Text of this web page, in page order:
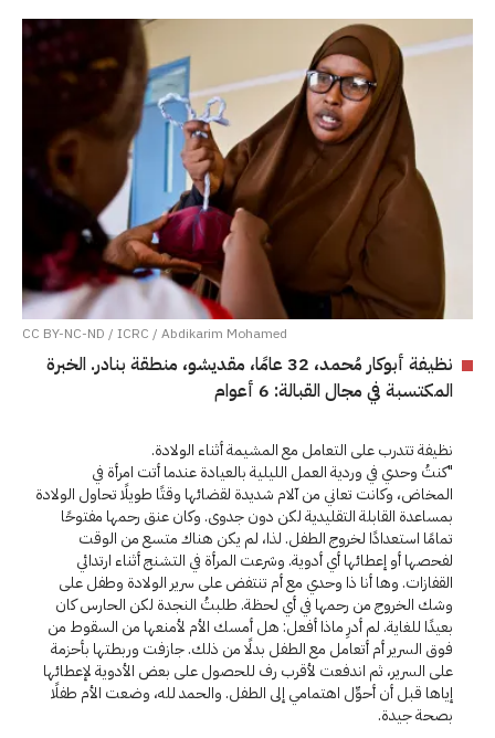
CC BY-NC-ND / ICRC / Abdikarim Mohamed
نظيفة أبوكار مُحمد، 32 عامًا، مقديشو، منطقة بنادر. الخبرة
المكتسبة في مجال القبالة: 6 أعوام
نظيفة تتدرب على التعامل مع المشيمة أثناء الولادة.
"كنتُ وحدي في وردية العمل الليلية بالعيادة عندما أتت امرأة في
المخاض، وكانت تعاني من آلام شديدة لقضائها وقتًا طويلًا تحاول الولادة
بمساعدة القابلة التقليدية لكن دون جدوى. وكان عنق رحمها مفتوحًا
تمامًا استعدادًا لخروج الطفل. لذا، لم يكن هناك متسع من الوقت
لفحصها أو إعطائها أي أدوية. وشرعت المرأة في التشنج أثناء ارتدائي
القفازات. وها أنا ذا وحدي مع أم تنتفض على سرير الولادة وطفل على
وشك الخروج من رحمها في أي لحظة. طلبتُ النجدة لكن الحارس كان
بعيدًا للغاية. لم أدرِ ماذا أفعل: هل أمسك الأم لأمنعها من السقوط من
فوق السرير أم أتعامل مع الطفل بدلًا من ذلك. جازفت وربطتها بأحزمة
على السرير، ثم اندفعت لأقرب رف للحصول على بعض الأدوية لإعطائها
إياها قبل أن أحوِّل اهتمامي إلى الطفل. والحمد لله، وضعت الأم طفلًا
بصحة جيدة.